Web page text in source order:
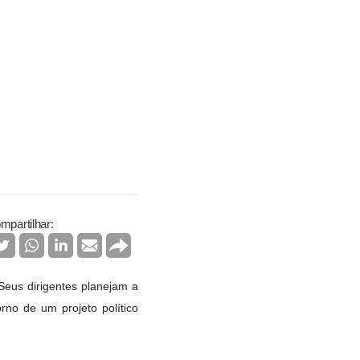
dirigentes planejam a
de um projeto político